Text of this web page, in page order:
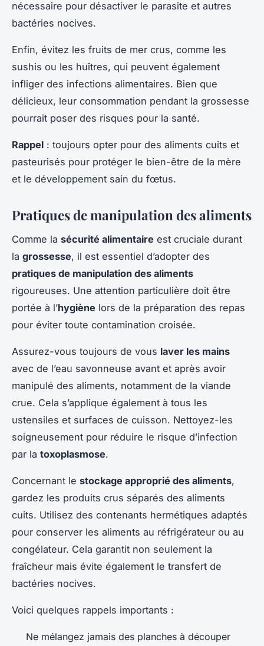
nécessaire pour désactiver le parasite et autres
bactéries nocives.
Enfin, évitez les fruits de mer crus, comme les
sushis ou les huîtres, qui peuvent également
infliger des infections alimentaires. Bien que
délicieux, leur consommation pendant la grossesse
pourrait poser des risques pour la santé.
Rappel : toujours opter pour des aliments cuits et
pasteurisés pour protéger le bien-être de la mère
et le développement sain du fœtus.
Pratiques de manipulation des aliments
Comme la sécurité alimentaire est cruciale durant
la grossesse, il est essentiel d’adopter des
pratiques de manipulation des aliments
rigoureuses. Une attention particulière doit être
portée à l’hygiène lors de la préparation des repas
pour éviter toute contamination croisée.
Assurez-vous toujours de vous laver les mains
avec de l’eau savonneuse avant et après avoir
manipulé des aliments, notamment de la viande
crue. Cela s’applique également à tous les
ustensiles et surfaces de cuisson. Nettoyez-les
soigneusement pour réduire le risque d’infection
par la toxoplasmose.
Concernant le stockage approprié des aliments,
gardez les produits crus séparés des aliments
cuits. Utilisez des contenants hermétiques adaptés
pour conserver les aliments au réfrigérateur ou au
congélateur. Cela garantit non seulement la
fraîcheur mais évite également le transfert de
bactéries nocives.
Voici quelques rappels importants :
Ne mélangez jamais des planches à découper